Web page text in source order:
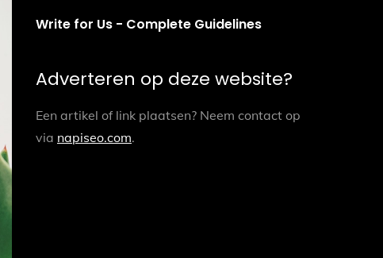
Write for Us - Complete Guidelines
Adverteren op deze website?
Een artikel of link plaatsen? Neem contact op
via napiseo.com.